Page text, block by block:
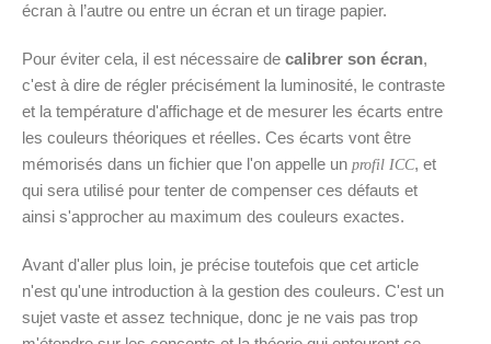
écran à l’autre ou entre un écran et un tirage papier.
Pour éviter cela, il est nécessaire de calibrer son écran,
c'est à dire de régler précisément la luminosité, le contraste
et la température d'affichage et de mesurer les écarts entre
les couleurs théoriques et réelles. Ces écarts vont être
mémorisés dans un fichier que l'on appelle un profil ICC, et
qui sera utilisé pour tenter de compenser ces défauts et
ainsi s'approcher au maximum des couleurs exactes.
Avant d'aller plus loin, je précise toutefois que cet article
n'est qu'une introduction à la gestion des couleurs. C'est un
sujet vaste et assez technique, donc je ne vais pas trop